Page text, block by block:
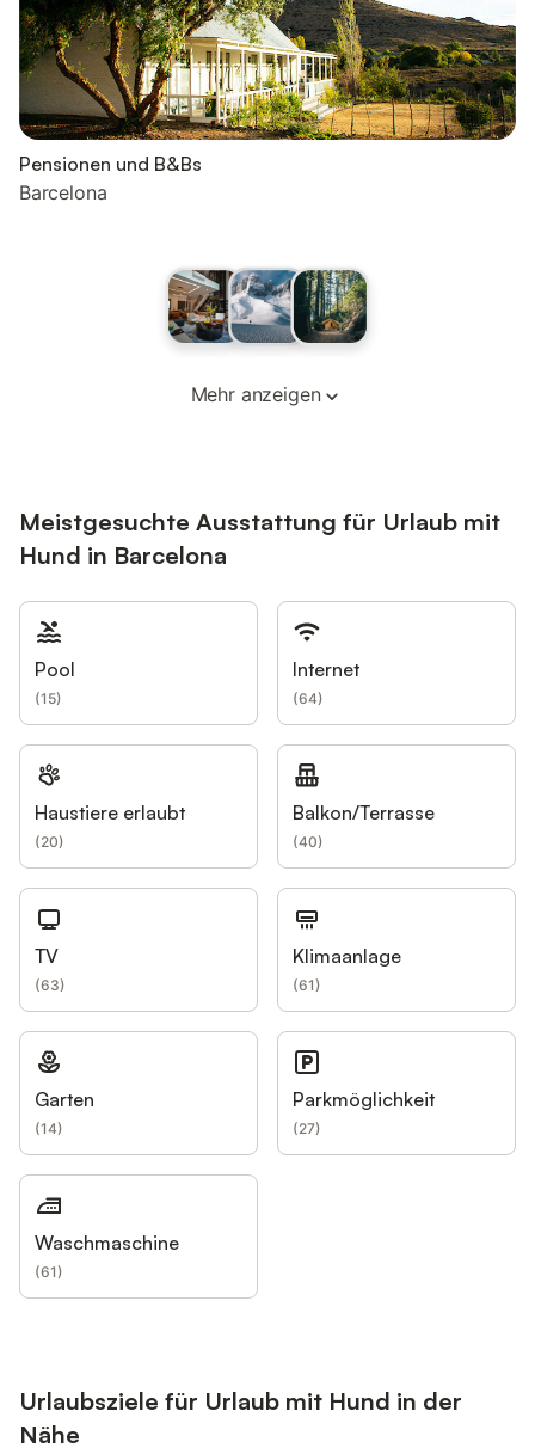
Pensionen und B&Bs
Barcelona
Mehr anzeigen
Meistgesuchte Ausstattung für Urlaub mit
Hund in Barcelona
Pool
(15)
Internet
(64)
Haustiere erlaubt
(20)
Balkon/Terrasse
(40)
TV
(63)
Klimaanlage
(61)
Garten
(14)
Parkmöglichkeit
(27)
Waschmaschine
(61)
Urlaubsziele für Urlaub mit Hund in der
Nähe